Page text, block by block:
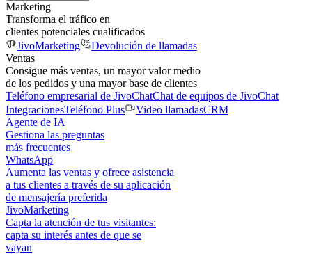
Marketing
Transforma el tráfico en
clientes potenciales cualificados
JivoMarketing
Devolución de llamadas
Ventas
Consigue más ventas, un mayor valor medio
de los pedidos y una mayor base de clientes
Teléfono empresarial de JivoChatChat de equipos de JivoChat
IntegracionesTeléfono Plus Video llamadasCRM
Agente de IA
Gestiona las preguntas
más frecuentes
WhatsApp
Aumenta las ventas y ofrece asistencia
a tus clientes a través de su aplicación
de mensajería preferida
JivoMarketing
Capta la atención de tus visitantes:
capta su interés antes de que se
vayan